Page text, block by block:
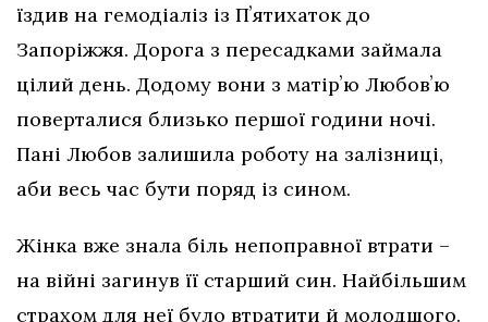
їздив на гемодіаліз із Пʼятихаток до
Запоріжжя. Дорога з пересадками займала
цілий день. Додому вони з матірʼю Любовʼю
поверталися близько першої години ночі.
Пані Любов залишила роботу на залізниці,
аби весь час бути поряд із сином.
Жінка вже знала біль непоправної втрати –
на війні загинув її старший син. Найбільшим
страхом для неї було втратити й молодшого.